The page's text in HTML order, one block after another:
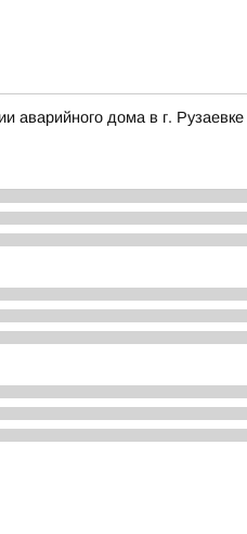
аварийного дома в г.